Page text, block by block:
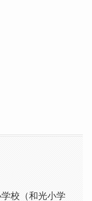
校（和光小学